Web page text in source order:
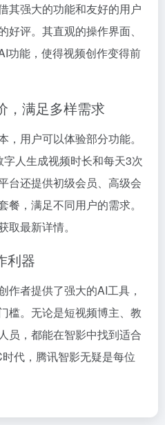
其强大的功能和友好的用户
评。其直观的操作界面、
功能，使得视频创作变得前
，满足多样需求
用户可以体验部分功能。
人生成视频时长和每天3次
台还提供初级会员、高级会
餐，满足不同用户的需求。
最新详情。
利器
作者提供了强大的AI工具，
槛。无论是短视频博主、教
员，都能在智影中找到适合
代，腾讯智影无疑是每位